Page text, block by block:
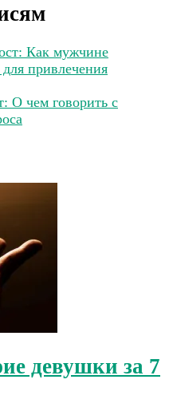
Как мужчине
привлечения
О чем говорить с
девушки за 7